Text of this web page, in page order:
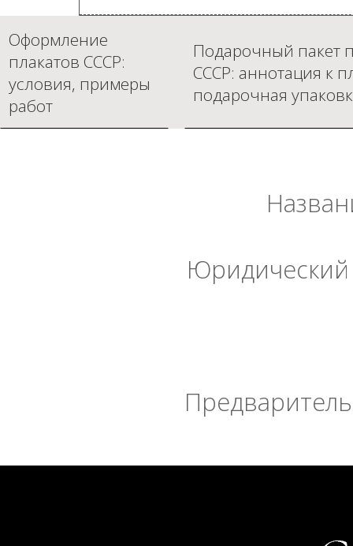
Оформление
плакатов СССР:
условия, примеры
работ
Подарочный пакет
СССР: аннотация к
подарочная